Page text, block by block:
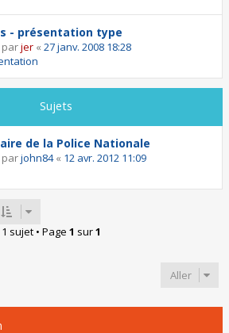
- présentation type
parjer « 27 janv. 2008 18:28
Sujets
de la Police Nationale
parjohn84« 12 avr. 2012 11:09
1 sujet • Page 1 sur1
Aller